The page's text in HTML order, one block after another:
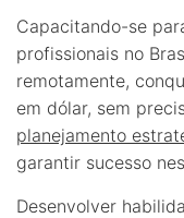
Capacitando-se
profissionais no
remotamente,
em dólar, sem
planejamento
garantir sucesso
Desenvolver